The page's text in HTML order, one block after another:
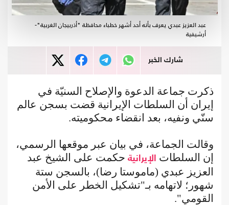
عبد العزيز عبدي يعرف بأنه أحد أشهر خطباء محافظة "أذربيجان الغربية"-
أرشيفية
شارك الخبر
ذكرت جماعة الدعوة والإصلاح السنيّة في
إيران أن السلطات الإيرانية قضت بسجن عالم
سنّي ونفيه، بعد انقضاء محكوميته.
وقالت الجماعة، في بيان عبر موقعها الرسمي،
إن السلطات
الإيرانية حكمت على الشيخ عبد
العزيز عبدي (ماموستا رضا)، بالسجن ستة
شهور؛ لاتهامه بـ"تشكيل الخطر على الأمن
القومي".